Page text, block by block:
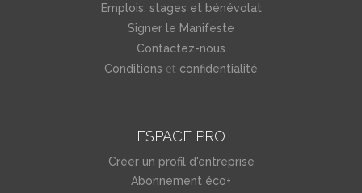
Emplois, stages et bénévolat
Signer le Manifeste
Contactez-nous
Conditions et confidentialité
ESPACE PRO
Créer un profil d'entreprise
Abonnement éco+